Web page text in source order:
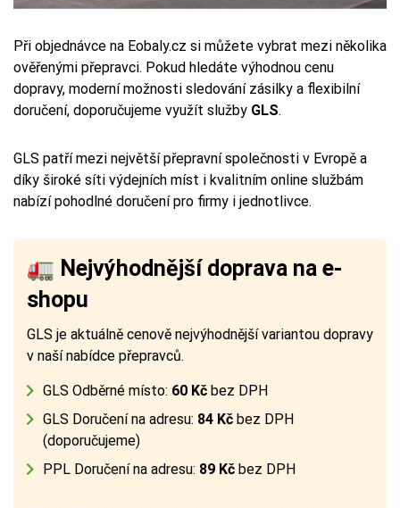
Při objednávce na Eobaly.cz si můžete vybrat mezi několika
ověřenými přepravci. Pokud hledáte výhodnou cenu
dopravy, moderní možnosti sledování zásilky a flexibilní
doručení, doporučujeme využít služby GLS.
GLS patří mezi největší přepravní společnosti v Evropě a
díky široké síti výdejních míst i kvalitním online službám
nabízí pohodlné doručení pro firmy i jednotlivce.
🚛 Nejvýhodnější doprava na e-
shopu
GLS je aktuálně cenově nejvýhodnější variantou dopravy
v naší nabídce přepravců.
GLS Odběrné místo: 60 Kč bez DPH
GLS Doručení na adresu: 84 Kč bez DPH
(doporučujeme)
PPL Doručení na adresu: 89 Kč bez DPH